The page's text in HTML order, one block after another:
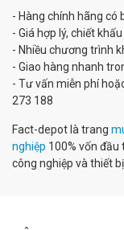
- Hàng chính hãng có
- Giá hợp lý, chiết
- Nhiều chương trình
- Giao hàng nhanh
- Tư vấn miễn phí
273 188
Fact-depot là trang
nghiệp 100% vốn đầu
công nghiệp và thiết